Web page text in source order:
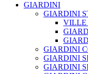
GIARDINI
GIARDINI
VILLE
GIARDINI
GIARDINI
GIARDINI